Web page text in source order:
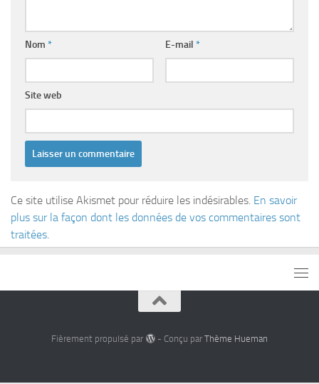
Nom * E-mail *
Site web
Ce site utilise Akismet pour réduire les indésirables. En savoir
plus sur la façon dont les données de vos commentaires sont
traitées.
Fièrement propulsé par - Conçu par Thème Hueman